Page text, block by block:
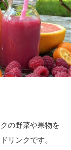
の野菜や果物を
リンクです。